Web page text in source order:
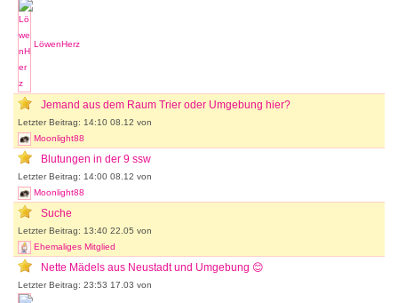
LöwenHerz
Jemand aus dem Raum Trier oder Umgebung hier?
Letzter Beitrag: 14:10 08.12 von
Moonlight88
Blutungen in der 9 ssw
Letzter Beitrag: 14:00 08.12 von
Moonlight88
Suche
Letzter Beitrag: 13:40 22.05 von
Ehemaliges Mitglied
Nette Mädels aus Neustadt und Umgebung 😊
Letzter Beitrag: 23:53 17.03 von